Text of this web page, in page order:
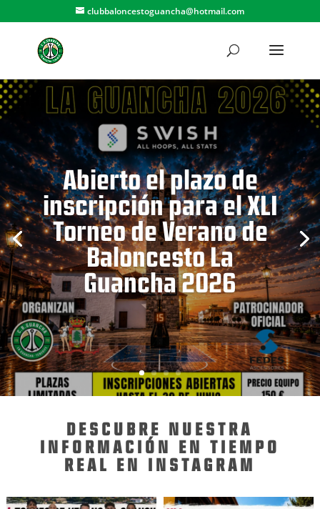
clubbaloncestoguancha@hotmail.com
Abierto el plazo de
inscripción para el XLI
Torneo de Verano de
Baloncesto La
Guancha 2026
DESCUBRE NUESTRA
INFORMACIÓN EN TIEMPO
REAL EN INSTAGRAM